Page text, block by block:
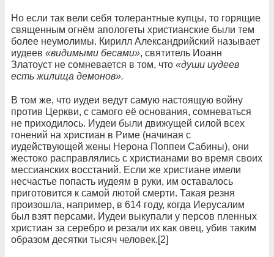
Но если так вели себя толерантные купцы, то горящие
священным огнём апологеты христианские были тем
более неумолимы. Кирилл Александрийский называет
иудеев «видимыми бесами», святитель Иоанн
Златоуст не сомневается в том, что «души иудеев
есть жилища демонов».
В том же, что иудеи ведут самую настоящую войну
против Церкви, с самого её основания, сомневаться
не приходилось. Иудеи были движущей силой всех
гонений на христиан в Риме (начиная с
иудействующей жены Нерона Поппеи Сабины), они
жестоко расправлялись с христианами во время своих
мессианских восстаний. Если же христиане имели
несчастье попасть иудеям в руки, им оставалось
приготовится к самой лютой смерти. Такая резня
произошла, например, в 614 году, когда Иерусалим
был взят персами. Иудеи выкупали у персов пленных
христиан за серебро и резали их как овец, убив таким
образом десятки тысяч человек.[2]